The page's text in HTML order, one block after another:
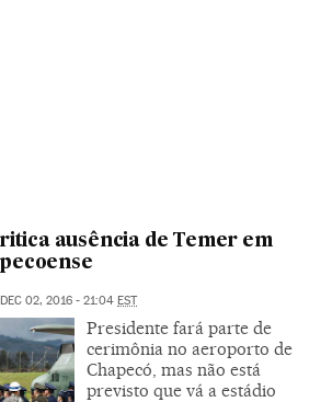
ausência de Temer em
DEC 02, 2016 - 21:04 EST
Presidente fará parte de
cerimônia no aeroporto de
Chapecó, mas não está
previsto que vá a estádio